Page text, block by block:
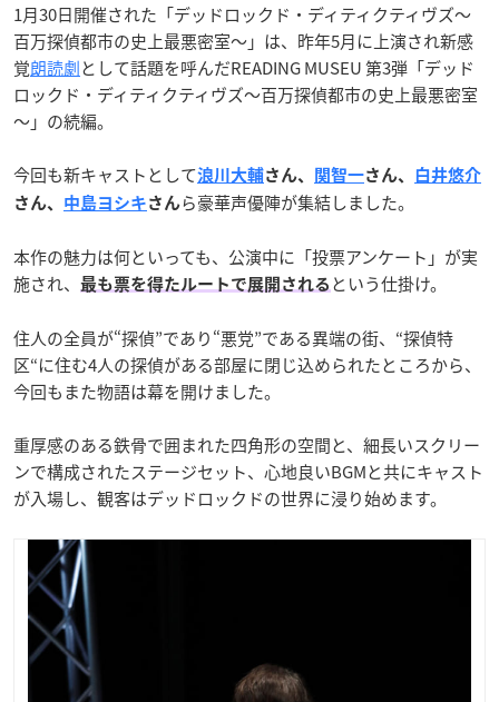
1月30日開催された「デッドロックド・ディティクティヴズ～
百万探偵都市の史上最悪密室～」は、昨年5月に上演され新感
覚朗読劇として話題を呼んだREADING MUSEU 第3弾「デッド
ロックド・ディティクティヴズ～百万探偵都市の史上最悪密室
～」の続編。
今回も新キャストとして浪川大輔さん、 関智一さん、 白井悠介
さん、 中島ヨシキ さんら豪華声優陣が集結しました。
本作の魅力は何といっても、公演中に「投票アンケート」が実
施され、
最も票を得たルートで展開される という仕掛け。
住人の全員が“探偵”であり“悪党”である異端の街、“探偵特
区“に住む4人の探偵がある部屋に閉じ込められたところから、
今回もまた物語は幕を開けました。
重厚感のある鉄骨で囲まれた四角形の空間と、細長いスクリー
ンで構成されたステージセット、心地良いBGMと共にキャスト
が入場し、観客はデッドロックドの世界に浸り始めます。